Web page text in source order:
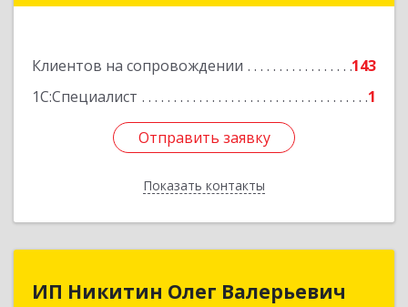
Клиентов на сопровождении
143
1С:Специалист
1
Отправить заявку
Показать контакты
Отправить заявку
Назад
ИП Никитин Олег Валерьевич